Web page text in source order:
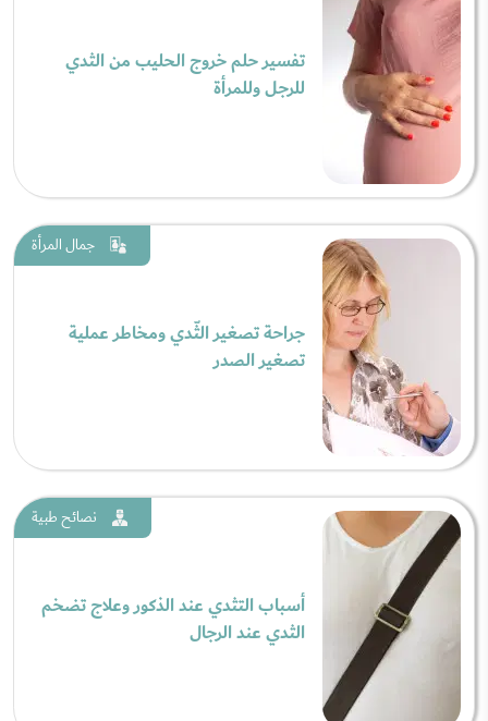
تفسير حلم خروج الحليب من الثدي
للرجل وللمرأة
جمال المرأة
جراحة تصغير الثّدي ومخاطر عملية
تصغير الصدر
نصائح طبية
أسباب التثدي عند الذكور وعلاج تضخم
الثدي عند الرجال